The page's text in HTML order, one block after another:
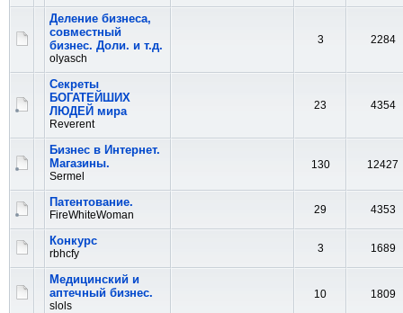
Деление бизнеса,
совместный
бизнес. Доли. и т.д.
olyasch
3 2284
Секреты
БОГАТЕЙШИХ
ЛЮДЕЙ мира
Reverent
23 4354
Бизнес в Интернет.
Магазины.
Sermel
130 12427
Патентование.
FireWhiteWoman 29 4353
Конкурс
rbhcfy 3 1689
Медицинский и
аптечный бизнес.
slols
10 1809